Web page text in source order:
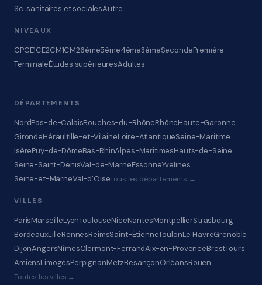
Sc. sanitaires et socialesAutre
NIVEAUX
CPCE1CE2CM1CM26ème5ème4ème3èmeSecondePremière
TerminaleÉtudes supérieuresAdultes
DÉPARTEMENTS
NordPas-de-CalaisBouches-du-RhôneRhôneHaute-Garonne
GirondeHéraultIlle-et-VilaineLoire-AtlantiqueSeine-Maritime
IsèrePuy-de-DômeBas-RhinAlpes-MaritimesHauts-de-Seine
Seine-Saint-DenisVal-de-MarneEssonneYvelines
Seine-et-MarneVal-d'OiseTous les départements →
VILLES
ParisMarseilleLyonToulouseNiceNantesMontpellierStrasbourg
BordeauxLilleRennesReimsSaint-ÉtienneToulonLe HavreGrenoble
DijonAngersNîmesClermont-FerrandAix-en-ProvenceBrestTours
AmiensLimogesPerpignanMetzBesançonOrléansRouen
Toutes les villes →